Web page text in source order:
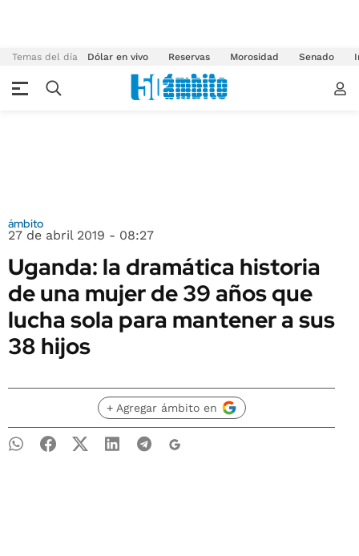
Temas del día Dólar en vivo Reservas Morosidad Senado
ámbito
27 de abril 2019 - 08:27
Uganda: la dramática historia
de una mujer de 39 años que
lucha sola para mantener a sus
38 hijos
+ Agregar ámbito en